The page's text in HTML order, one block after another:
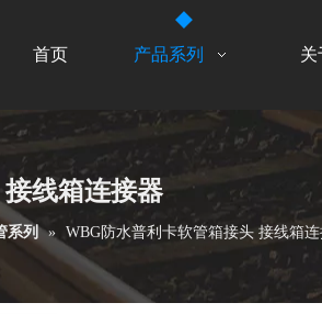
首页 产品系列 关
线箱连接器
系列 » WBG防水普利卡软管箱接头 接线箱连